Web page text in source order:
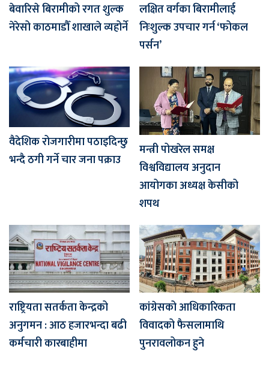
बेवारिसे बिरामीको रगत शुल्क
नेरेसो काठमाडौँ शाखाले व्यहोर्ने
लक्षित वर्गका बिरामीलाई
निःशुल्क उपचार गर्न ‘फोकल
पर्सन’
वैदेशिक रोजगारीमा पठाइदिन्छु
भन्दै ठगी गर्ने चार जना पक्राउ
मन्त्री पोखरेल समक्ष
विश्वविद्यालय अनुदान
आयोगका अध्यक्ष केसीको
शपथ
राष्ट्रियता सतर्कता केन्द्रको
अनुगमन : आठ हजारभन्दा बढी
कर्मचारी कारबाहीमा
कांग्रेसको आधिकारिकता
विवादको फैसलामाथि
पुनरावलोकन हुने